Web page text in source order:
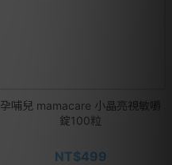
孕哺兒 mamacare 小晶亮視敏嚼
錠100粒
NT$499